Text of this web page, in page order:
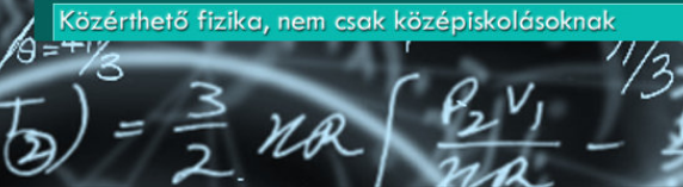
OM
OK
TÓ
az ELTE
Kar Fizikai
Intézetében